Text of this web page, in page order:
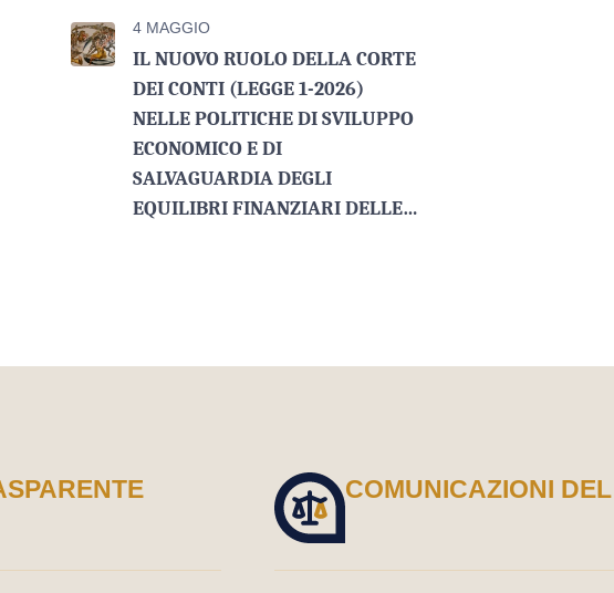
4 MAGGIO
IL NUOVO RUOLO DELLA CORTE
DEI CONTI (LEGGE 1-2026)
NELLE POLITICHE DI SVILUPPO
ECONOMICO E DI
SALVAGUARDIA DEGLI
EQUILIBRI FINANZIARI DELLE…
COMUNICAZIONI